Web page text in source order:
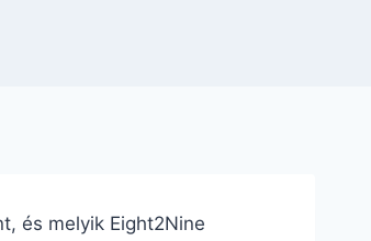
és melyik Eight2Nine